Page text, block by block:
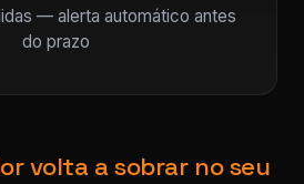
— alerta automático antes
do prazo
volta a sobrar no seu